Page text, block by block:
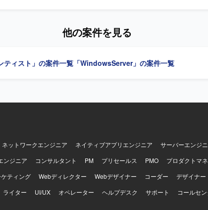
れる方を歓迎いたします。状況の変化に応じて柔軟に業務対応が
携・ETL開発の経験を積むことができます。製造からリリースま
他の案件を見る
ティスト」の案件一覧 「WindowsServer」の案件一覧
ネットワークエンジニア ネイティブアプリエンジニア サーバーエンジ
ンジニア コンサルタント PM プリセールス PMO プロダクトマ
ティング Webディレクター Webデザイナー コーダー デザイナー
ライター UI/UX オペレーター ヘルプデスク サポート コールセ